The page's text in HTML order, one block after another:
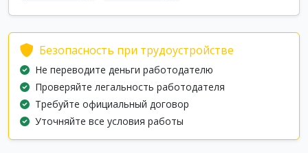
Безопасность при трудоустройстве
Не переводите деньги работодателю
Проверяйте легальность работодателя
Требуйте официальный договор
Уточняйте все условия работы